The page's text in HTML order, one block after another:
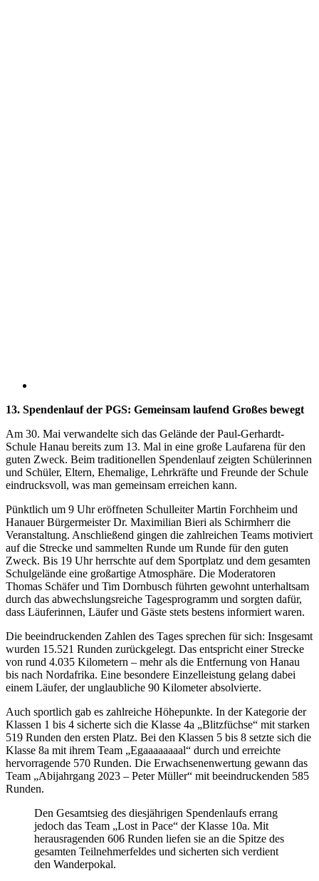
13. Spendenlauf der PGS: Gemeinsam laufend Großes bewegt
Am 30. Mai verwandelte sich das Gelände der Paul-Gerhardt-
Schule Hanau bereits zum 13. Mal in eine große Laufarena für den
guten Zweck. Beim traditionellen Spendenlauf zeigten Schülerinnen
und Schüler, Eltern, Ehemalige, Lehrkräfte und Freunde der Schule
eindrucksvoll, was man gemeinsam erreichen kann.
Pünktlich um 9 Uhr eröffneten Schulleiter Martin Forchheim und
Hanauer Bürgermeister Dr. Maximilian Bieri als Schirmherr die
Veranstaltung. Anschließend gingen die zahlreichen Teams motiviert
auf die Strecke und sammelten Runde um Runde für den guten
Zweck. Bis 19 Uhr herrschte auf dem Sportplatz und dem gesamten
Schulgelände eine großartige Atmosphäre. Die Moderatoren
Thomas Schäfer und Tim Dornbusch führten gewohnt unterhaltsam
durch das abwechslungsreiche Tagesprogramm und sorgten dafür,
dass Läuferinnen, Läufer und Gäste stets bestens informiert waren.
Die beeindruckenden Zahlen des Tages sprechen für sich: Insgesamt
wurden 15.521 Runden zurückgelegt. Das entspricht einer Strecke
von rund 4.035 Kilometern – mehr als die Entfernung von Hanau
bis nach Nordafrika. Eine besondere Einzelleistung gelang dabei
einem Läufer, der unglaubliche 90 Kilometer absolvierte.
Auch sportlich gab es zahlreiche Höhepunkte. In der Kategorie der
Klassen 1 bis 4 sicherte sich die Klasse 4a „Blitzfüchse“ mit starken
519 Runden den ersten Platz. Bei den Klassen 5 bis 8 setzte sich die
Klasse 8a mit ihrem Team „Egaaaaaaaal“ durch und erreichte
hervorragende 570 Runden. Die Erwachsenenwertung gewann das
Team „Abijahrgang 2023 – Peter Müller“ mit beeindruckenden 585
Runden.
Den Gesamtsieg des diesjährigen Spendenlaufs errang
jedoch das Team „Lost in Pace“ der Klasse 10a. Mit
herausragenden 606 Runden liefen sie an die Spitze des
gesamten Teilnehmerfeldes und sicherten sich verdient
den Wanderpokal.